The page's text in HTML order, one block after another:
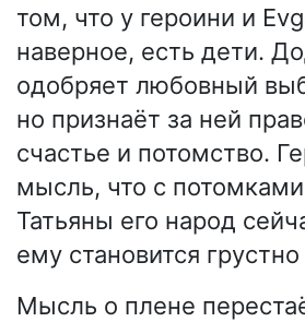
том, что у героини и
наверное, есть дети.
одобряет любовный
но признаёт за ней
счастье и потомство.
мысль, что с
Татьяны его народ
ему становится грустно
Мысль о плене